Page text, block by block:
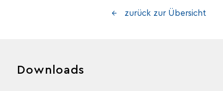
← zurück zur Übersicht
Downloads